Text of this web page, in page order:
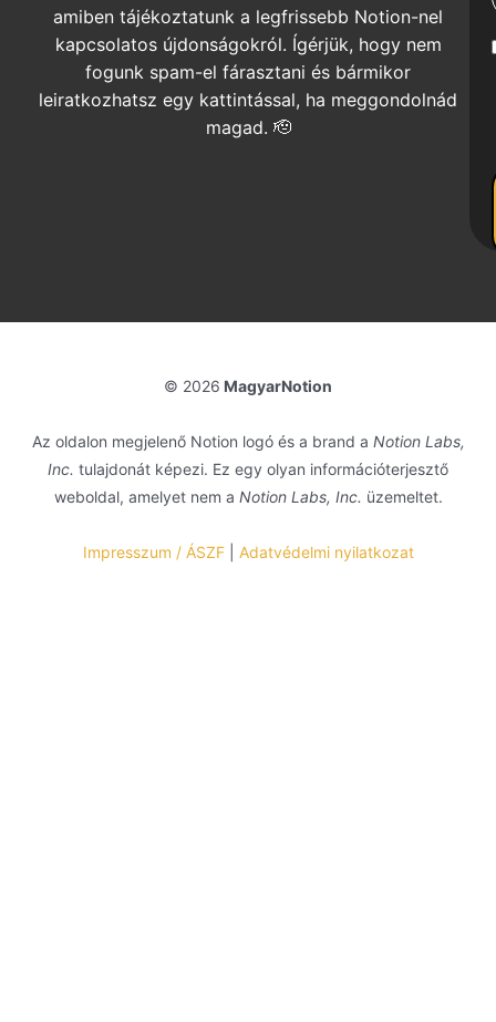
amiben tájékoztatunk a legfrissebb Notion-nel
kapcsolatos újdonságokról. Ígérjük, hogy nem
fogunk spam-el fárasztani és bármikor
leiratkozhatsz egy kattintással, ha meggondolnád
magad. 🫡
© 2026 MagyarNotion
Az oldalon megjelenő Notion logó és a brand a Notion Labs,
Inc. tulajdonát képezi. Ez egy olyan információterjesztő
weboldal, amelyet nem a Notion Labs, Inc. üzemeltet.
Impresszum / ÁSZF| Adatvédelmi nyilatkozat